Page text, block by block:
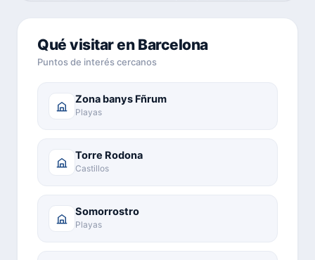
Qué visitar en Barcelona
Puntos de interés cercanos
Zona banys Fñrum
Playas
Torre Rodona
Castillos
Somorrostro
Playas